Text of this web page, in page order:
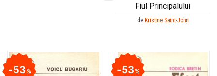
Fiul Principalului
de Kristine Saint-John
53% 53%